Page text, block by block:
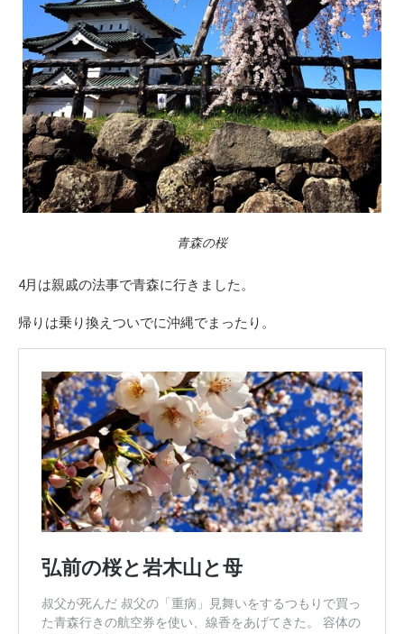
青森の桜
4月は親戚の法事で青森に行きました。
帰りは乗り換えついでに沖縄でまったり。